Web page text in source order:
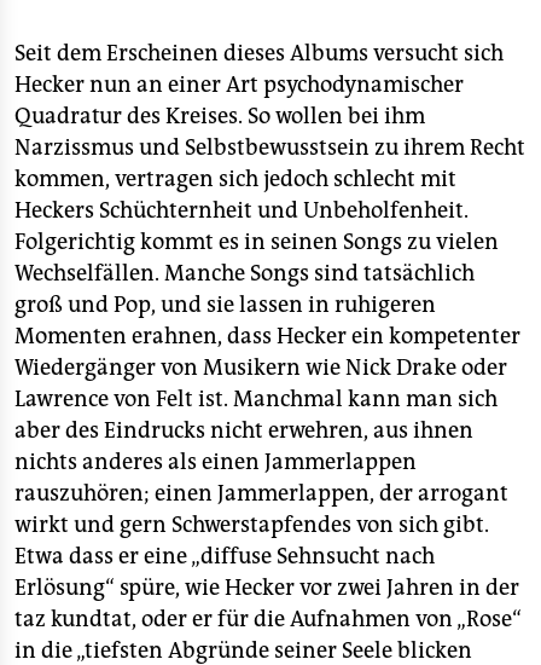
Seit dem Erscheinen dieses Albums versucht sich
Hecker nun an einer Art psychodynamischer
Quadratur des Kreises. So wollen bei ihm
Narzissmus und Selbstbewusstsein zu ihrem Recht
kommen, vertragen sich jedoch schlecht mit
Heckers Schüchternheit und Unbeholfenheit.
Folgerichtig kommt es in seinen Songs zu vielen
Wechselfällen. Manche Songs sind tatsächlich
groß und Pop, und sie lassen in ruhigeren
Momenten erahnen, dass Hecker ein kompetenter
Wiedergänger von Musikern wie Nick Drake oder
Lawrence von Felt ist. Manchmal kann man sich
aber des Eindrucks nicht erwehren, aus ihnen
nichts anderes als einen Jammerlappen
rauszuhören; einen Jammerlappen, der arrogant
wirkt und gern Schwerstapfendes von sich gibt.
Etwa dass er eine „diffuse Sehnsucht nach
Erlösung“ spüre, wie Hecker vor zwei Jahren in der
taz kundtat, oder er für die Aufnahmen von „Rose“
in die „tiefsten Abgründe seiner Seele blicken